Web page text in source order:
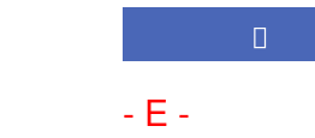
- E -